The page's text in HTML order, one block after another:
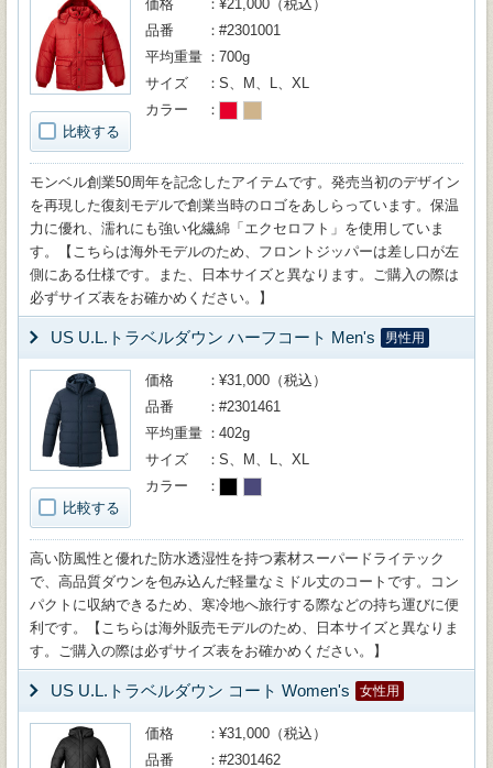
比較する
価格
¥21,000（税込）
品番
#2301001
平均重量
700g
サイズ
S、M、L、XL
カラー
モンベル創業50周年を記念したアイテムです。発売当初のデザイン
を再現した復刻モデルで創業当時のロゴをあしらっています。保温
力に優れ、濡れにも強い化繊綿「エクセロフト」を使用していま
す。【こちらは海外モデルのため、フロントジッパーは差し口が左
側にある仕様です。また、日本サイズと異なります。ご購入の際は
必ずサイズ表をお確かめください。】
US U.L.トラベルダウン ハーフコート Men's 男性用
比較する
価格
¥31,000（税込）
品番
#2301461
平均重量
402g
サイズ
S、M、L、XL
カラー
高い防風性と優れた防水透湿性を持つ素材スーパードライテック
で、高品質ダウンを包み込んだ軽量なミドル丈のコートです。コン
パクトに収納できるため、寒冷地へ旅行する際などの持ち運びに便
利です。【こちらは海外販売モデルのため、日本サイズと異なりま
す。ご購入の際は必ずサイズ表をお確かめください。】
US U.L.トラベルダウン コート Women's 女性用
価格
¥31,000（税込）
品番
#2301462